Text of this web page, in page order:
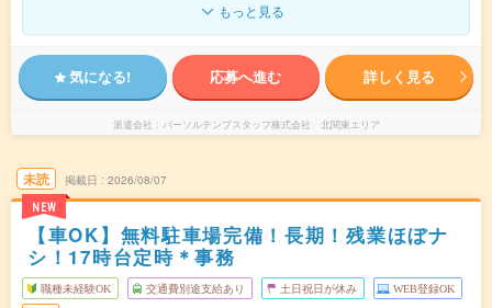
もっと見る
気になる! 応募へ進む 詳しく見る
派遣会社 パーソルテンプスタッフ株式会社 北関東エリア
未読
NEW
掲載日 2026/08/07
【車OK】無料駐車場完備！長期！残業ほぼナ
シ！17時台定時＊事務
職種未経験OK 交通費別途支給あり 土日祝日が休み WEB登録OK